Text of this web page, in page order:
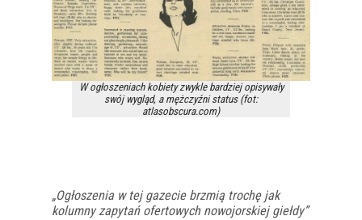
W ogłoszeniach kobiety zwykle bardziej opisywały
swój wygląd, a mężczyźni status (fot:
atlasobscura.com)
„Ogłoszenia w tej gazecie brzmią trochę jak
kolumny zapytań ofertowych nowojorskiej giełdy”